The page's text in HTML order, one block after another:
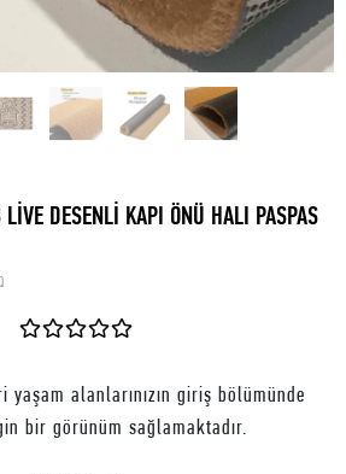
LİVE DESENLİ KAPI ÖNÜ HALI PASPAS
yaşam alanlarınızın giriş bölümünde
bir görünüm sağlamaktadır.